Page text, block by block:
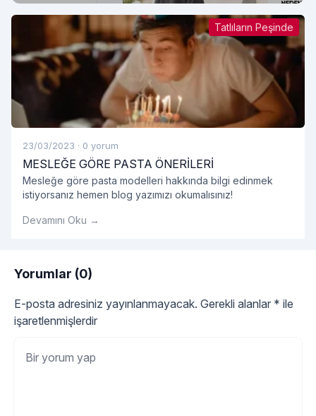
Tatlıların Peşinde
23/03/2023 · 0 yorum
MESLEĞE GÖRE PASTA ÖNERİLERİ
Mesleğe göre pasta modelleri hakkında bilgi edinmek
istiyorsanız hemen blog yazımızı okumalısınız!
Devamını Oku →
Yorumlar (0)
E-posta adresiniz yayınlanmayacak. Gerekli alanlar * ile
işaretlenmişlerdir